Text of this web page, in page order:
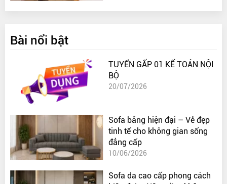
Bài nổi bật
TUYỂN GẤP 01 KẾ TOÁN NỘI
BỘ
20/07/2026
Sofa băng hiện đại – Vẻ đẹp
tinh tế cho không gian sống
đẳng cấp
10/06/2026
Sofa da cao cấp phong cách